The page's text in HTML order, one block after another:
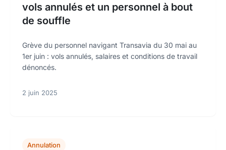
vols annulés et un personnel à bout
de souffle
Grève du personnel navigant Transavia du 30 mai au
1er juin : vols annulés, salaires et conditions de travail
dénoncés.
2 juin 2025
Annulation